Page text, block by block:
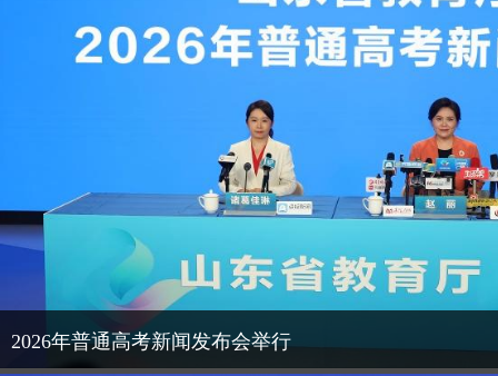
2026年普通高考新闻发布会举行